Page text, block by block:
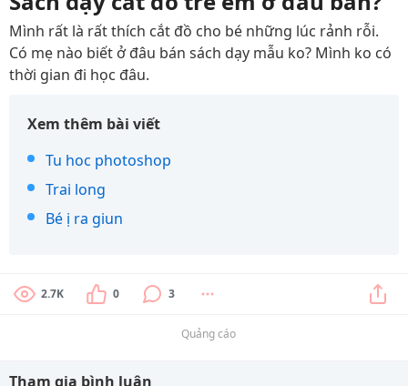
Mình rất là rất thích cắt đồ cho bé những lúc rảnh rỗi.
Có mẹ nào biết ở đâu bán sách dạy mẫu ko? Mình ko có
thời gian đi học đâu.
Xem thêm bài viết
Tu hoc photoshop
Trai long
Bé ị ra giun
2.7K 0 3
Quảng cáo
Tham gia bình luận